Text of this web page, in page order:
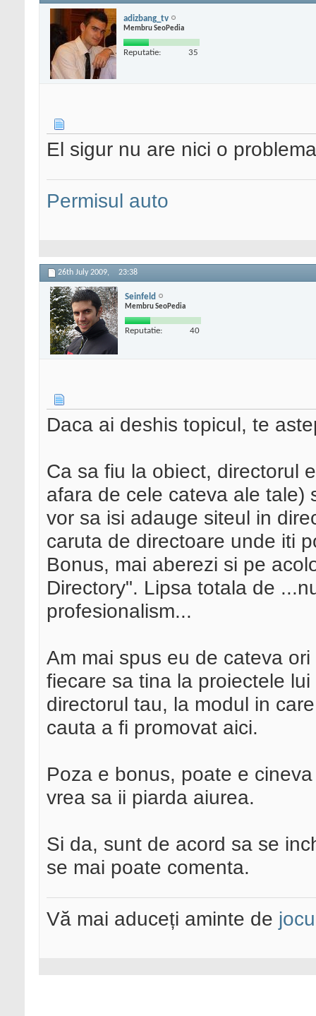
adizbang_tv
Membru SeoPedia
Reputatie: 35
El sigur nu are nici o
Permisul auto
26th July 2009, 23:38
Seinfeld
Membru SeoPedia
Reputatie: 40
Daca ai deshis topicul, te
Ca sa fiu la obiect, directorul
afara de cele cateva ale tale)
vor sa isi adauge siteul in
caruta de directoare unde iti
Bonus, mai aberezi si pe
Directory". Lipsa totala de
profesionalism...
Am mai spus eu de cateva
fiecare sa tina la proiectele
directorul tau, la modul in
cauta a fi promovat aici.
Poza e bonus, poate e
vrea sa ii piarda aiurea.
Si da, sunt de acord sa se
se mai poate comenta.
Vă mai aduceți aminte de